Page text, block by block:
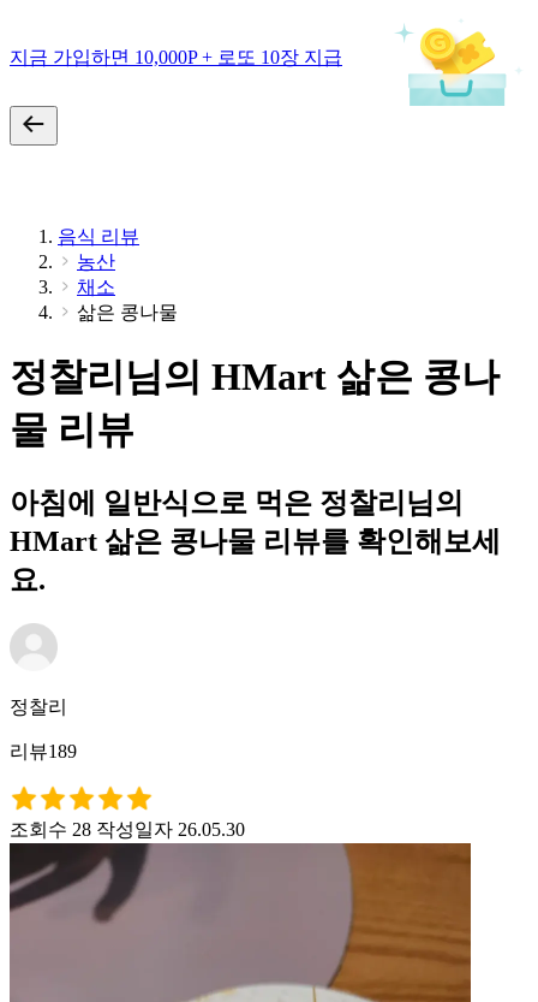
지금 가입하면 10,000P + 로또 10장 지급
음식 리뷰
농산
채소
삶은 콩나물
정찰리님의 HMart 삶은 콩나
물 리뷰
아침에 일반식으로 먹은 정찰리님의
HMart 삶은 콩나물 리뷰를 확인해보세
요.
정찰리
리뷰189
조회수 28 작성일자 26.05.30